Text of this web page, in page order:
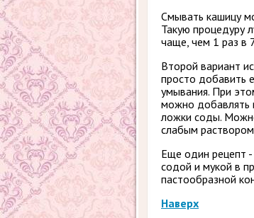
Смывать кашицу
Такую процедуру
чаще, чем 1 раз в
Второй вариант
просто добавить
умывания. При
можно добавлять
ложки соды.
слабым
Еще один рецепт
содой и мукой в
пастообразной
Наверх